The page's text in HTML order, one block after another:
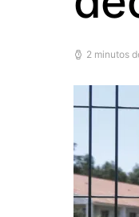
2 minutos